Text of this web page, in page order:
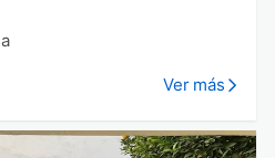
Ver más